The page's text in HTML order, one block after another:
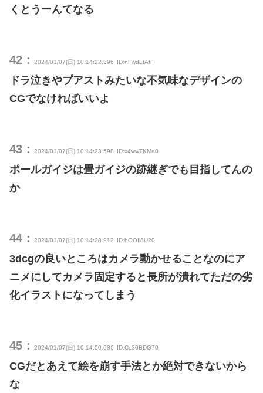
くとうーんてなる
42： 2024/01/07(日) 10:14:22.396 ID:nFwdLtAfF
ドラ泣きやプアストみたいな不気味なデザインの
CGでなければいいよ
43： 2024/01/07(日) 10:14:23.598 ID:x4wwTKMa0
ポールガイジは畳ガイジの跡継ぎでも目指してんの
か
44： 2024/01/07(日) 10:14:28.912 ID:hOOIi8U20
3dcgの良いところはカメラ動かせることなのにア
ニメにしてカメラ固定すると長所が潰れてただの劣
化イラストになってしまう
45： 2024/01/07(日) 10:14:50.686 ID:Cc30BDG70
CGだとあえて絵を崩す手法とか絶対できないから
な